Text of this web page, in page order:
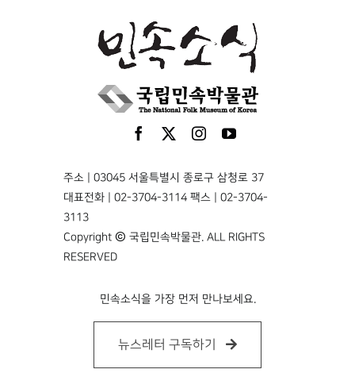
주소 | 03045 서울특별시 종로구 삼청로 37
대표전화 | 02-3704-3114 팩스 | 02-3704-
3113
Copyright © 국립민속박물관. ALL RIGHTS
RESERVED
민속소식을 가장 먼저 만나보세요.
뉴스레터 구독하기